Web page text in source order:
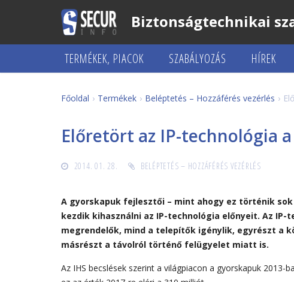
Biztonságtechnikai
TERMÉKEK, PIACOK SZABÁLYOZÁS HÍREK
Főoldal Termékek Beléptetés – Hozzáférés vezérlés
Előretört az IP-technológia
2014. 01. 28. BELÉPTETÉS – HOZZÁFÉRÉS VEZÉRLÉS
A gyorskapuk fejlesztői – mint ahogy ez történik
kezdik kihasználni az IP-technológia előnyeit. Az
megrendelők, mind a telepítők igénylik, egyrészt a
másrészt a távolról történő felügyelet miatt is.
Az IHS becslések szerint a világpiacon a gyorskapuk 2013-